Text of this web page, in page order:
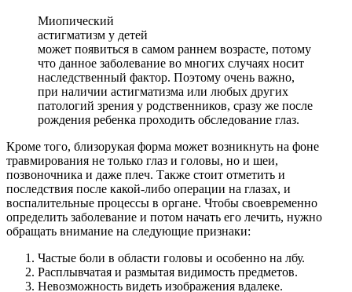
Миопический
астигматизм у детей
может появиться в самом раннем возрасте, потому
что данное заболевание во многих случаях носит
наследственный фактор. Поэтому очень важно,
при наличии астигматизма или любых других
патологий зрения у родственников, сразу же после
рождения ребенка проходить обследование глаз.
Кроме того, близорукая форма может возникнуть на фоне
травмирования не только глаз и головы, но и шеи,
позвоночника и даже плеч. Также стоит отметить и
последствия после какой-либо операции на глазах, и
воспалительные процессы в органе. Чтобы своевременно
определить заболевание и потом начать его лечить, нужно
обращать внимание на следующие признаки:
Частые боли в области головы и особенно на лбу.
Расплывчатая и размытая видимость предметов.
Невозможность видеть изображения вдалеке.